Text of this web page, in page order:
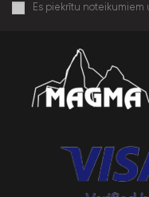
Es piekrītu